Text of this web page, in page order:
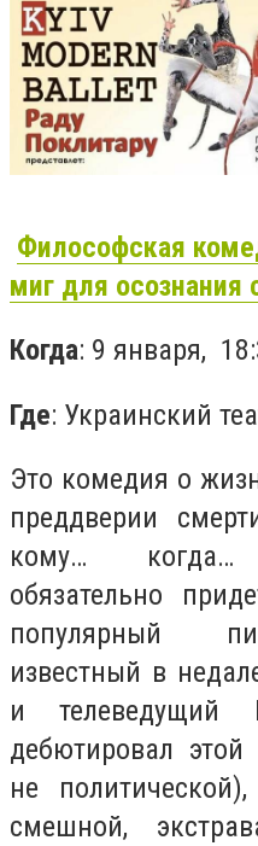
Философская
миг для
Когда: 9 января,
Где: Украинский
Это комедия о
преддверии
кому…
обязательно
популярный
известный в
и телеведущий
дебютировал этой
не
смешной,